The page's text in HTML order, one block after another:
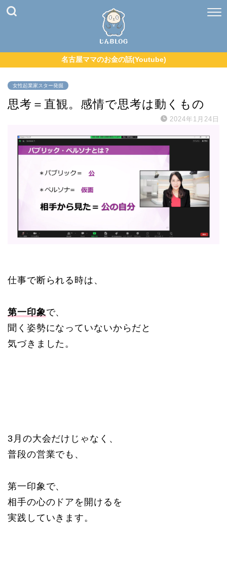
名古屋ママのお金の話(Youtube)
女性起業家スター発掘
思考＝直観。感情で思考は動くもの
2024年1月24日
仕事で断られる時は、
第一印象で、
聞く姿勢になっていないからだと
気づきました。
3月の大会だけじゃなく、
普段の営業でも、
第一印象で、
相手の心のドアを開けるを
実践していきます。